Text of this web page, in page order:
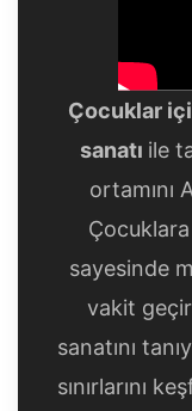
Çocuklar
sanatı ile
ortamını
sayesinde
vakit
sanatını
sınırlarını